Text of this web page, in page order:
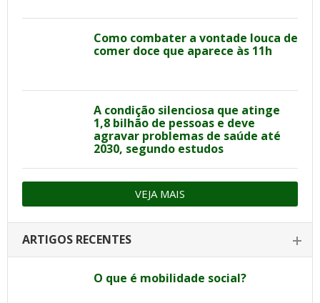
Como combater a vontade louca de
comer doce que aparece às 11h
A condição silenciosa que atinge
1,8 bilhão de pessoas e deve
agravar problemas de saúde até
2030, segundo estudos
VEJA MAIS
ARTIGOS RECENTES
O que é mobilidade social?